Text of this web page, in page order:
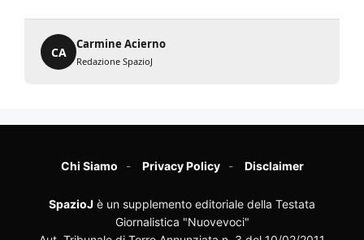
CA
Carmine Acierno
Redazione SpazioJ
Chi Siamo Privacy Policy Disclaimer
SpazioJ è un supplemento editoriale della Testata
Giornalistica "Nuovevoci"